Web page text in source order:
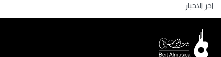
اخر الاخبار